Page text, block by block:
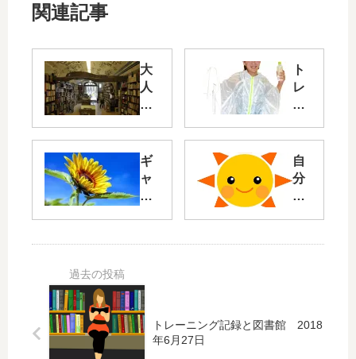
関連記事
大
人
が
読
を
身
る
と
効
果
ト
レ
ー
ン
グ
記
分
い
ギ
ャ
ン
依
症
の
克
服
に
自
分
と
束
上
トレーニング記録と図書館 2018
年6月27日